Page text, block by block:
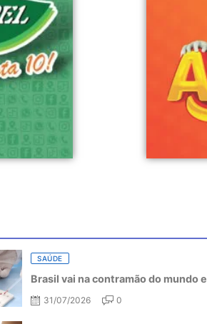
SAÚDE
Brasil vai na contramão do mundo
31/07/2026 0